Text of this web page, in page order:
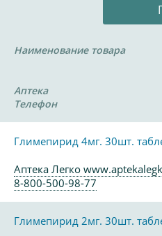
Наименование товара
Аптека
Телефон
Глимепирид 4мг. 30шт.
Аптека Легко
8-800-500-98-77
Глимепирид 2мг. 30шт.